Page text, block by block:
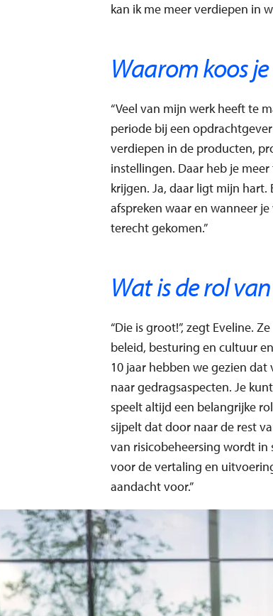
kan ik me meer verdiepen in
Waarom koos
“Veel van mijn werk heeft te
periode bij een
verdiepen in de producten,
instellingen. Daar heb je
krijgen. Ja, daar ligt mijn
afspreken waar en wanneer
terecht gekomen.”
Wat is de rol
“Die is groot!”, zegt Eveline.
beleid, besturing en cultuur
10 jaar hebben we gezien
naar gedragsaspecten. Je
speelt altijd een belangrijke
sijpelt dat door naar de rest
van risicobeheersing wordt in
voor de vertaling en
aandacht voor.”